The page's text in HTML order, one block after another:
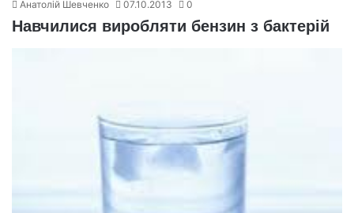
Анатолій Шевченко 07.10.2013 0
Навчилися виробляти бензин з бактерій